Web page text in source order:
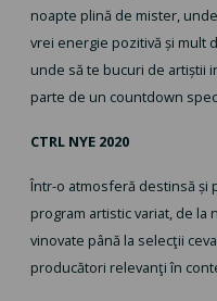
noapte plină de mister,
vrei energie pozitivă și mult
unde să te bucuri de artiștii
parte de un countdown
CTRL NYE 2020
Într-o atmosferă destinsă și
program artistic variat, de la
vinovate până la selecţii
producători relevanţi în